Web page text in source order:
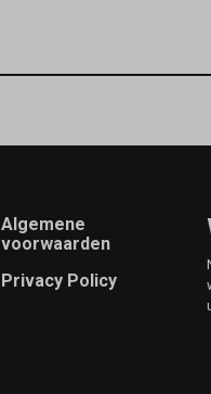
Footer
Algemene
voorwaarden
Privacy Policy